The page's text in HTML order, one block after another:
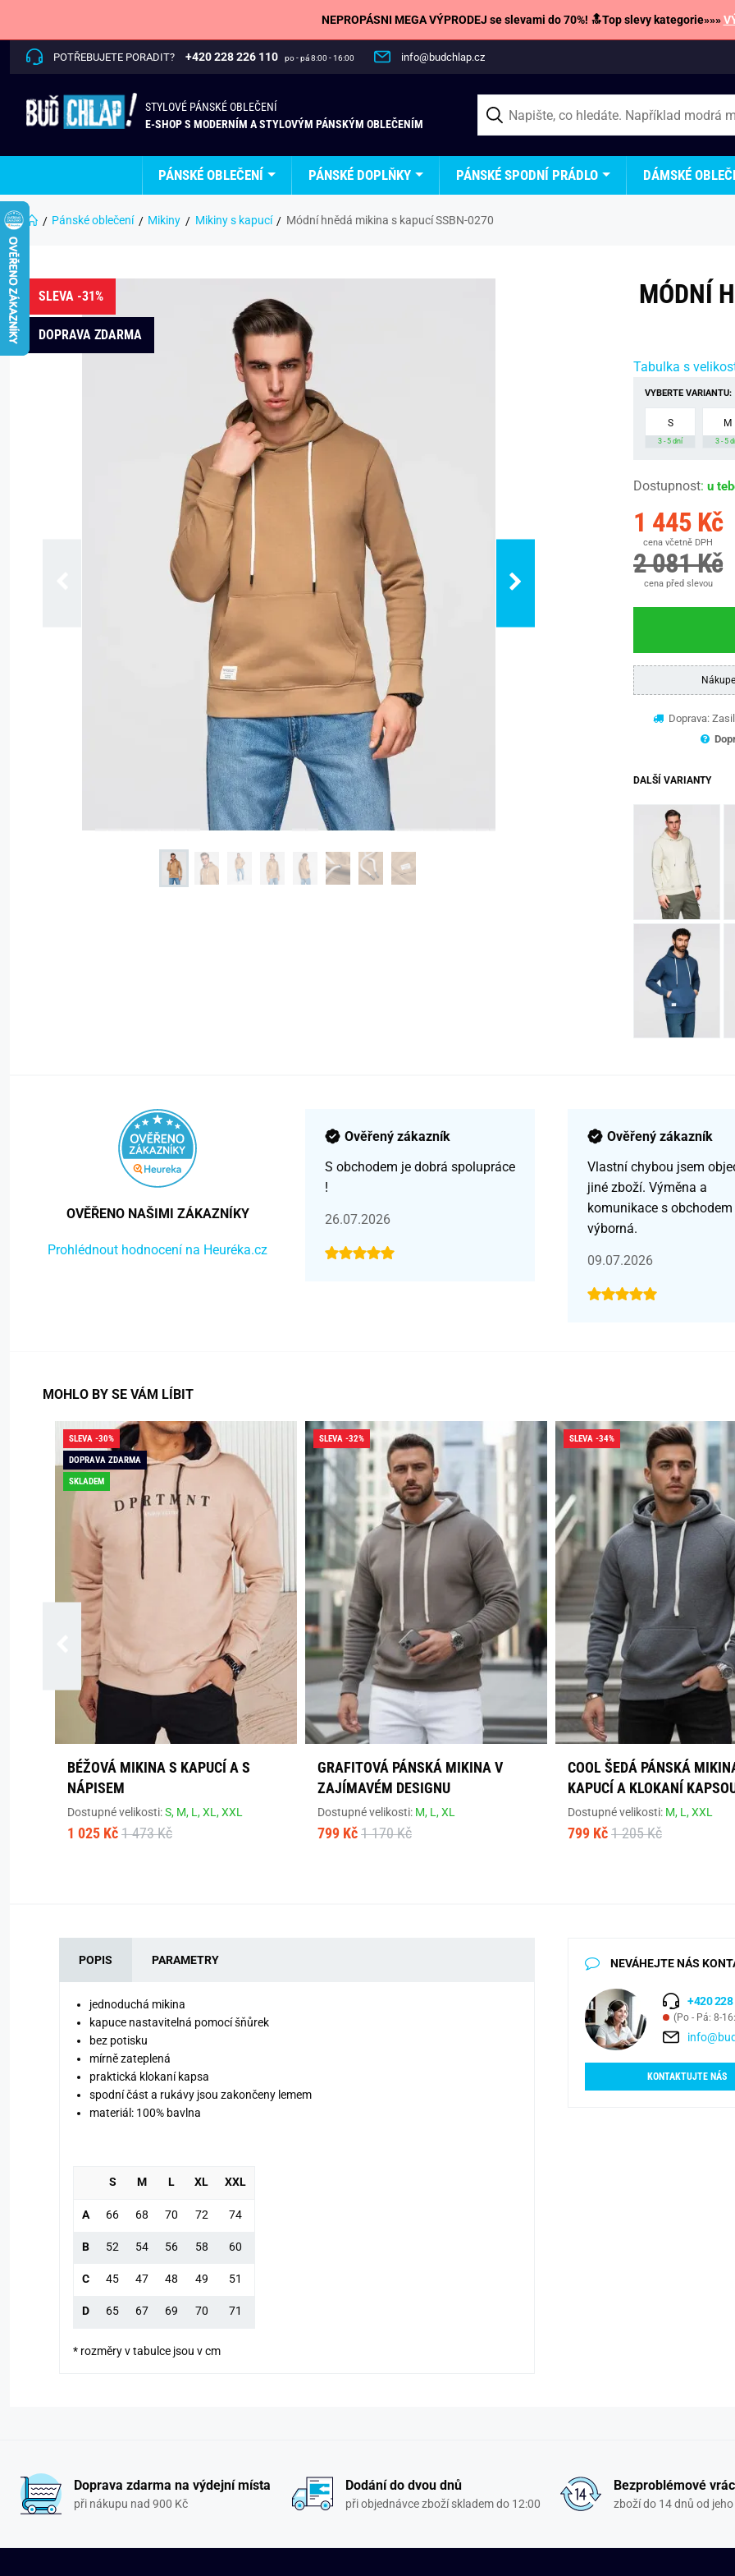
NEPROPÁSNI MEGA VÝPRODEJ se slevami do 70%! 🔝Top slevy kategorie»»»
POTŘEBUJETE PORADIT? +420 228 226 110 po - pá 8:00 - 16:00 info@budchlap.cz
STYLOVÉ PÁNSKÉ OBLEČENÍ
E-SHOP S MODERNÍM A STYLOVÝM PÁNSKÝM OBLEČENÍM
PÁNSKÉ OBLEČENÍ PÁNSKÉ DOPLŇKY PÁNSKÉ SPODNÍ PRÁDLO DÁMSKÉ
Pánské oblečení Mikiny Mikiny s kapucí Módní hnědá mikina s kapucí SSBN-0270
SLEVA -31%
DOPRAVA ZDARMA
MÓDNÍ
Tabulka s
VYBERTE VARIANTU:
S
3 - 5 dní
M
3 - 5
Dostupnost: u
1 445 Kč
cena včetně DPH
2 081 Kč
cena před slevou
Doprava:
DALŠÍ VARIANTY
OVĚŘENO NAŠIMI ZÁKAZNÍKY
Prohlédnout hodnocení na Heuréka.cz
Ověřený zákazník
S obchodem je dobrá spolupráce
!
26.07.2026
Ověřený zákazník
Vlastní chybou jsem
jiné zboží. Výměna a
komunikace s obchodem
výborná.
09.07.2026
MOHLO BY SE VÁM LÍBIT
SLEVA -30%
DOPRAVA ZDARMA
SKLADEM
BÉŽOVÁ MIKINA S KAPUCÍ A S
NÁPISEM
Dostupné velikosti:S, M, L,XL,XXL
1 025 Kč 1 473 Kč
SLEVA -32%
GRAFITOVÁ PÁNSKÁ MIKINA V
ZAJÍMAVÉM DESIGNU
Dostupné velikosti: M, L,XL
799 Kč 1 170 Kč
SLEVA -34%
COOL ŠEDÁ PÁNSKÁ
KAPUCÍ A KLOKANÍ
Dostupné velikosti: M, L,XXL
799 Kč 1 205 Kč
POPIS PARAMETRY
jednoduchá mikina
kapuce nastavitelná pomocí šňůrek
bez potisku
mírně zateplená
praktická klokaní kapsa
spodní část a rukávy jsou zakončeny lemem
materiál: 100% bavlna
S M L XL XXL
A 66 68 70 72 74
B 52 54 56 58 60
C 45 47 48 49 51
D 65 67 69 70 71
* rozměry v tabulce jsou v cm
NEVÁHEJTE NÁS
+420 228
(Po - Pá: 8-
KONTAKTUJTE NÁS
Doprava zdarma na výdejní místa
při nákupu nad 900 Kč
Dodání do dvou dnů
při objednávce zboží skladem do 12:00
Bezproblémové
zboží do 14 dnů od